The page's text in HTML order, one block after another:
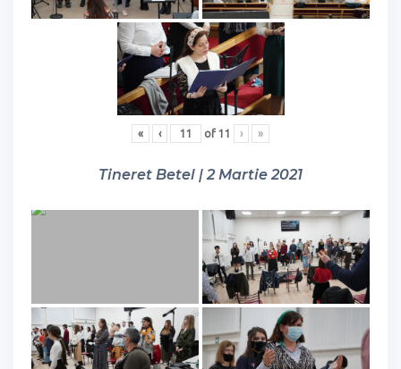
« ‹ of 11 › »
Tineret Betel | 2 Martie 2021